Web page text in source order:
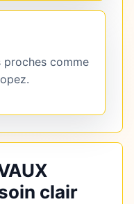
proches comme
clair